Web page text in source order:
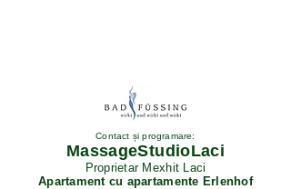
Contact și programare:
MassageStudioLaci
Proprietar Mexhit Laci
Apartament cu apartamente Erlenhof